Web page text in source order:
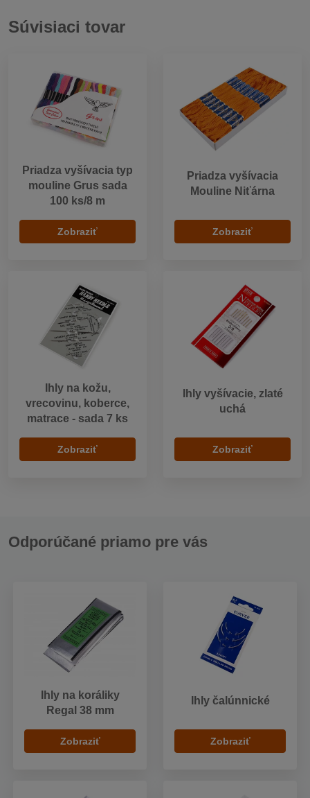
Súvisiaci tovar
Priadza vyšívacia typ
mouline Grus sada
100 ks/8 m
Zobraziť
Priadza vyšívacia
Mouline Niťárna
Zobraziť
Ihly na kožu,
vrecovinu, koberce,
matrace - sada 7 ks
Zobraziť
Ihly vyšívacie, zlaté
uchá
Zobraziť
Odporúčané priamo pre vás
Ihly na koráliky
Regal 38 mm
Zobraziť
Ihly čalúnnické
Zobraziť